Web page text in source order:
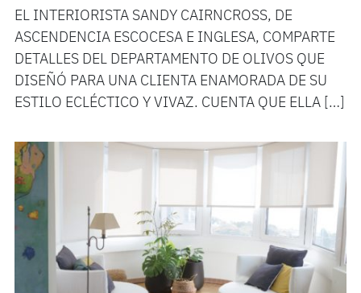
EL INTERIORISTA SANDY CAIRNCROSS, DE
ASCENDENCIA ESCOCESA E INGLESA, COMPARTE
DETALLES DEL DEPARTAMENTO DE OLIVOS QUE
DISEÑÓ PARA UNA CLIENTA ENAMORADA DE SU
ESTILO ECLÉCTICO Y VIVAZ. CUENTA QUE ELLA […]